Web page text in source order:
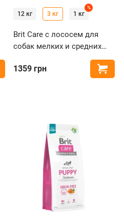
Купить
12 кг 3 кг 1 кг
%
Brit Care с лососем для
собак мелких и средних
1359 грн